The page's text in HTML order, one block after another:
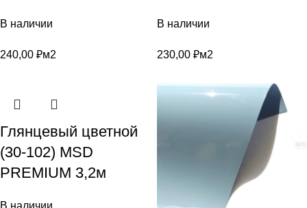
В наличии
240,00 ₽м2
В наличии
230,00 ₽м2
Глянцевый цветной
(30-102) MSD
PREMIUM 3,2м